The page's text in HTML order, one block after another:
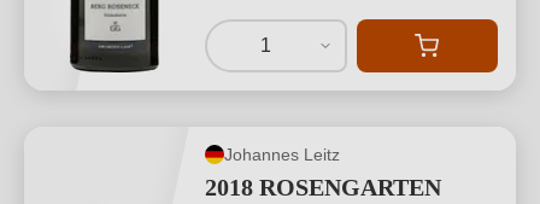
1
Johannes Leitz
2018 ROSENGARTEN